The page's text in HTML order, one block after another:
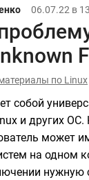
06.07.22 в
по Linux
собой
и других ОС.
может
на одном
нужную